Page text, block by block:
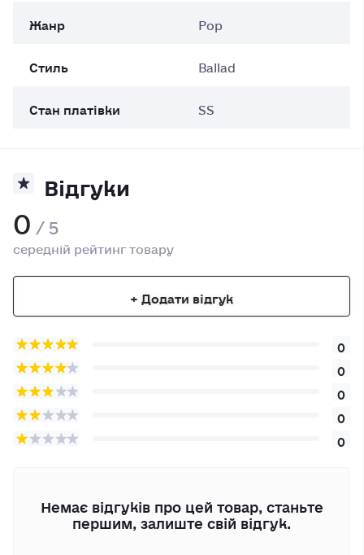
Жанр
Pop
Стиль
Ballad
Стан платівки
SS
Відгуки
0 / 5
середній рейтинг товару
+ Додати відгук
0
0
0
0
0
Немає відгуків про цей товар, станьте
першим, залиште свій відгук.